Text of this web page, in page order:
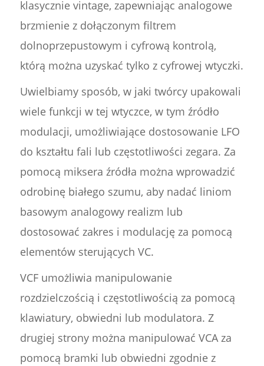
klasycznie vintage, zapewniając analogowe
brzmienie z dołączonym filtrem
dolnoprzepustowym i cyfrową kontrolą,
którą można uzyskać tylko z cyfrowej wtyczki.
Uwielbiamy sposób, w jaki twórcy upakowali
wiele funkcji w tej wtyczce, w tym źródło
modulacji, umożliwiające dostosowanie LFO
do kształtu fali lub częstotliwości zegara. Za
pomocą miksera źródła można wprowadzić
odrobinę białego szumu, aby nadać liniom
basowym analogowy realizm lub
dostosować zakres i modulację za pomocą
elementów sterujących VC.
VCF umożliwia manipulowanie
rozdzielczością i częstotliwością za pomocą
klawiatury, obwiedni lub modulatora. Z
drugiej strony można manipulować VCA za
pomocą bramki lub obwiedni zgodnie z